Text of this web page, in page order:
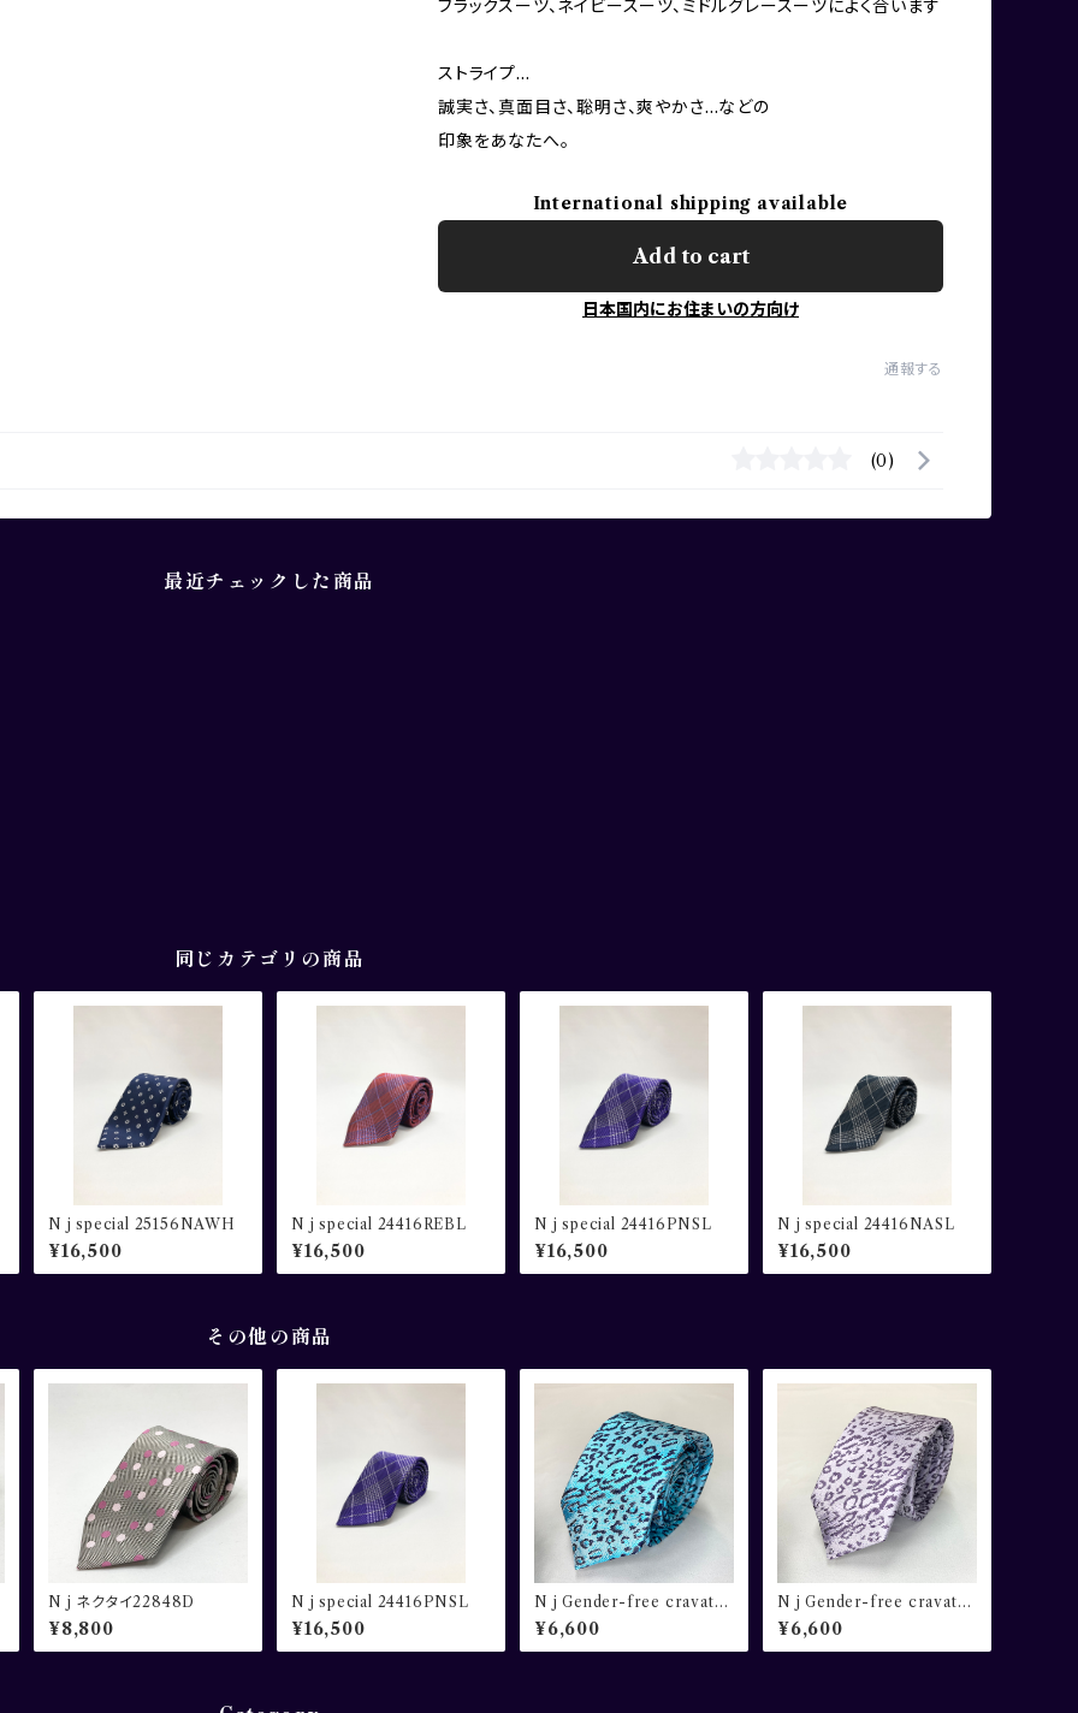
ブラックスーツ、ネイビースーツ、ミドルグレースーツによく合います
ストライプ…
誠実さ、真面目さ、聡明さ、爽やかさ…などの
印象をあなたへ。
International shipping available
Add to cart
日本国内にお住まいの方向け
通報する
(0)
最近チェックした商品
同じカテゴリの商品
N j special 25156NAWH
¥16,500
N j special 24416REBL
¥16,500
N j special 24416PNSL
¥16,500
N j special 24416NASL
¥16,500
その他の商品
N j ネクタイ22848D
¥8,800
N j special 24416PNSL
¥16,500
N j Gender-free cravat
豹柄 ブルー×ネイビー
¥6,600
N j Gender-free cravat
豹柄 ラベンダー×ダークパー
プル
¥6,600